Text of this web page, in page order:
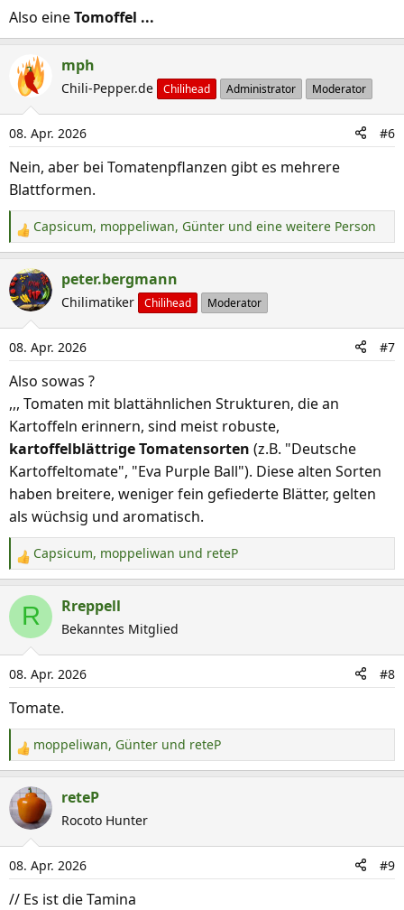
n
:
Also eineTomoffel ...
mph
Chili-Pepper.de Chilihead Administrator Moderator
08. Apr. 2026 #6
Nein, aber bei Tomatenpflanzen gibt es mehrere
Blattformen.
R
e
a
k
t
i
o
n
n
:
Capsicum, moppeliwan, Günter und eine weitere Person
peter.bergmann
Chilimatiker Chilihead Moderator
08. Apr. 2026 #7
Also sowas ?
,,, Tomaten mit blattähnlichen Strukturen, die an
Kartoffeln erinnern, sind meist robuste,
kartoffelblättrige Tomatensorten (z.B. "Deutsche
Kartoffeltomate", "Eva Purple Ball"). Diese alten Sorten
haben breitere, weniger fein gefiederte Blätter, gelten
als wüchsig und aromatisch.
R
e
a
t
i
o
n
:
Capsicum, moppeliwan und reteP
R Rreppell
Bekanntes Mitglied
08. Apr. 2026 #8
Tomate.
R
e
a
k
t
i
o
n
moppeliwan, Günter und reteP
reteP
Rocoto Hunter
08. Apr. 2026 #9
// Es ist die Tamina